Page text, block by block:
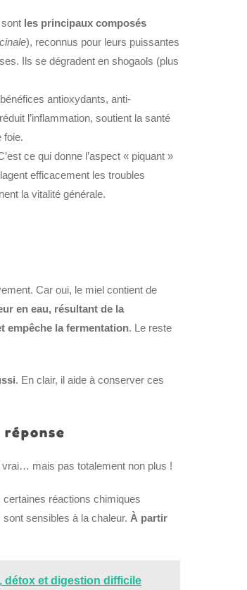
les principaux composés
), reconnus pour leurs puissantes
Ils se dégradent en shogaols (plus
antioxydants, anti-
l’inflammation, soutient la santé
foie.
ce qui donne l’aspect « piquant »
efficacement les troubles
la vitalité générale.
Car oui, le miel contient de
en eau, résultant de la
empêche la fermentation. Le reste
. En clair, il aide à conserver ces
vrai… mais pas totalement non plus !
réactions chimiques
sensibles à la chaleur. À partir
détox et digestion difficile